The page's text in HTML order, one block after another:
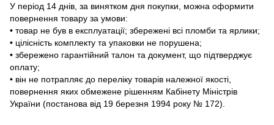
У період 14 днів, за винятком дня покупки, можна оформити
повернення товару за умови:
• товар не був в експлуатації; збережені всі пломби та ярлики;
• цілісність комплекту та упаковки не порушена;
• збережено гарантійний талон та документ, що підтверджує
оплату;
• він не потрапляє до переліку товарів належної якості,
повернення яких обмежене рішенням Кабінету Міністрів
України (постанова від 19 березня 1994 року № 172).